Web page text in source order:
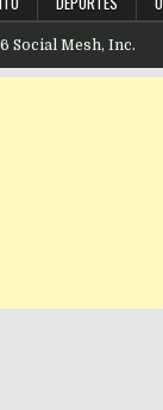
Social Mesh, Inc.